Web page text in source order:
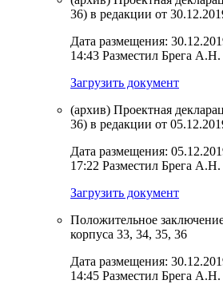
36) в редакции от
Дата размещения:
14:43 Разместил Брега А.Н.
Загрузить документ
(архив) Проектная
36) в редакции от
Дата размещения:
17:22 Разместил Брега А.Н.
Загрузить документ
Положительное
корпуса 33, 34, 35, 36
Дата размещения:
14:45 Разместил Брега А.Н.